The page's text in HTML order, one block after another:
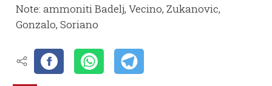
Note: ammoniti Badelj, Vecino, Zukanovic,
Gonzalo, Soriano